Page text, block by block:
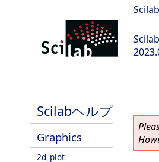
Scilabヘルプ
Graphics
2d_plot